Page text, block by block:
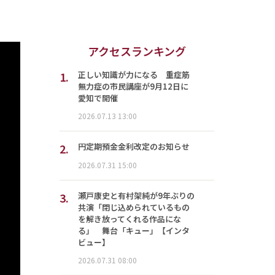
アクセスランキング
1.
正しい知識が力になる 重症筋
無力症の市民講座が9月12日に
愛知で開催
2026.07.13 13:00
2. 円定期預金金利改定のお知らせ
2026.07.31 15:00
3.
瀬戸康史と有村架純が9年ぶりの
共演「閉じ込められているもの
を解き放ってくれる作品にな
る」 舞台「キュー」【インタ
ビュー】
2026.07.31 08:00